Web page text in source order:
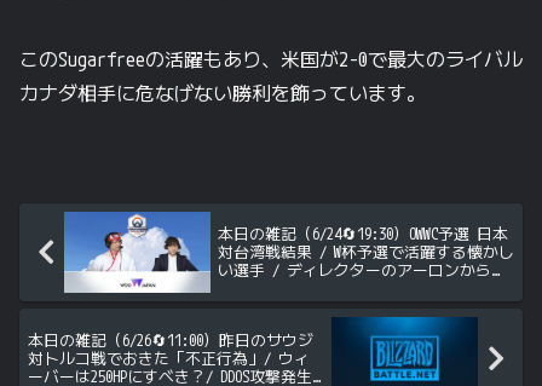
このSugarfreeの活躍もあり、米国が2-0で最大のライバル
カナダ相手に危なげない勝利を飾っています。
本日の雑記（6/24🔄19:30）OWWC予選 日本
対台湾戦結果 / W杯予選で活躍する懐かし
い選手 / ディレクターのアーロンからい
本日の雑記（6/26🔄11:00）昨日のサウジ
対トルコ戦でおきた「不正行為」/ ウィ
ーバーは250HPにすべき？/ DDOS攻撃発生